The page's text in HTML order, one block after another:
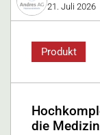
21. Juli 2026
Produkt
die